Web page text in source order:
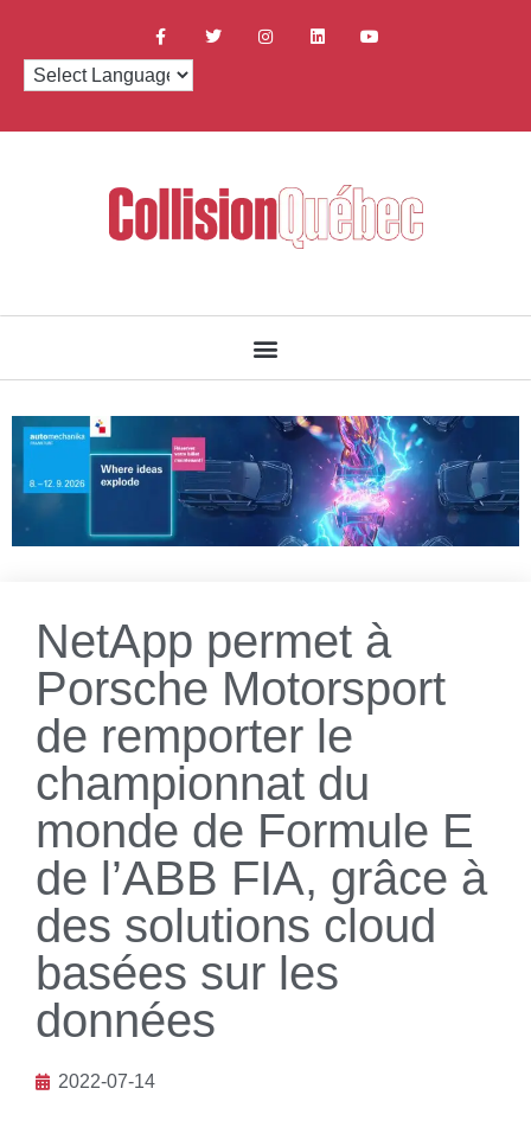
NetApp permet à
Porsche Motorsport
de remporter le
championnat du
monde de Formule E
de l’ABB FIA, grâce à
des solutions cloud
basées sur les
données
2022-07-14